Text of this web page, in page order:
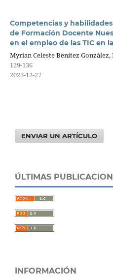
Competencias y
de Formación Docente
en el empleo de las TIC en
Myrian Celeste Benítez
129-136
2023-12-27
ENVIAR UN ARTÍCULO
ÚLTIMAS
INFORMACIÓN